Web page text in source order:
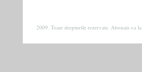
2009. Toate drepturile rezervate. Abonati-va la